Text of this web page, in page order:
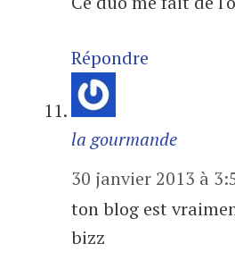
Répondre
la gourmande
30 janvier 2013 à
ton blog est
bizz